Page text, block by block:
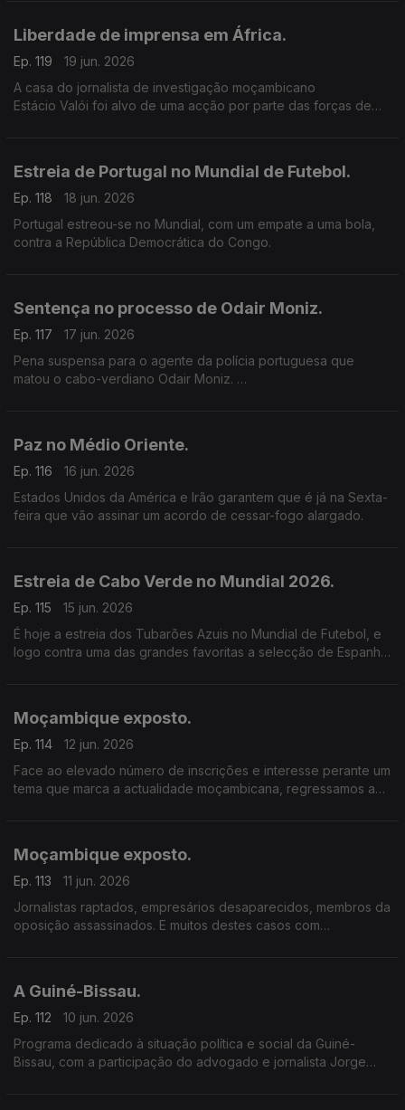
Liberdade de imprensa em África.
Ep. 119
19 jun. 2026
A casa do jornalista de investigação moçambicano
Estácio Valói foi alvo de uma acção por parte das forças de
Estreia de Portugal no Mundial de Futebol.
Ep. 118
18 jun. 2026
Portugal estreou-se no Mundial, com um empate a uma bola,
contra a República Democrática do Congo.
Sentença no processo de Odair Moniz.
Ep. 117
17 jun. 2026
Pena suspensa para o agente da polícia portuguesa que
matou o cabo-verdiano Odair Moniz.
Paz no Médio Oriente.
Ep. 116
16 jun. 2026
Estados Unidos da América e Irão garantem que é já na Sexta-
feira que vão assinar um acordo de cessar-fogo alargado.
Estreia de Cabo Verde no Mundial 2026.
Ep. 115
15 jun. 2026
É hoje a estreia dos Tubarões Azuis no Mundial de Futebol, e
logo contra uma das grandes favoritas a selecção de Espanha.
Moçambique exposto.
Ep. 114
12 jun. 2026
Face ao elevado número de inscrições e interesse perante um
tema que marca a actualidade moçambicana, regressamos ao
Moçambique exposto.
Ep. 113
11 jun. 2026
Jornalistas raptados, empresários desaparecidos, membros da
oposição assassinados. E muitos destes casos com
A Guiné-Bissau.
Ep. 112
10 jun. 2026
Programa dedicado à situação política e social da Guiné-
Bissau, com a participação do advogado e jornalista Jorge